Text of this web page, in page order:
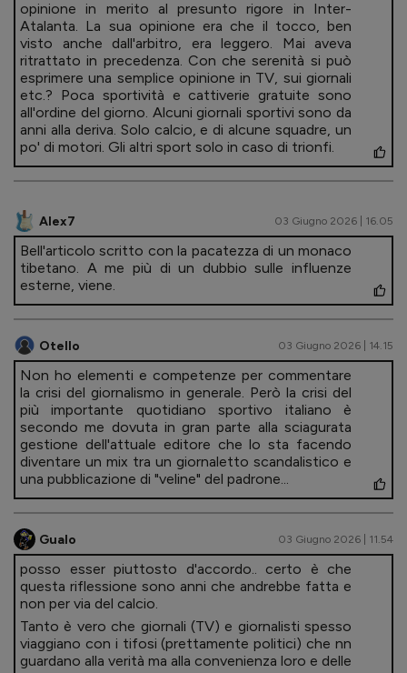
opinione in merito al presunto rigore in Inter-
Atalanta. La sua opinione era che il tocco, ben
visto anche dall'arbitro, era leggero. Mai aveva
ritrattato in precedenza. Con che serenità si può
esprimere una semplice opinione in TV, sui giornali
etc.? Poca sportività e cattiverie gratuite sono
all'ordine del giorno. Alcuni giornali sportivi sono da
anni alla deriva. Solo calcio, e di alcune squadre, un
po' di motori. Gli altri sport solo in caso di trionfi.
Alex7 03 Giugno 2026 | 16.05
Bell'articolo scritto con la pacatezza di un monaco
tibetano. A me più di un dubbio sulle influenze
esterne, viene.
Otello 03 Giugno 2026 | 14.15
Non ho elementi e competenze per commentare
la crisi del giornalismo in generale. Però la crisi del
più importante quotidiano sportivo italiano è
secondo me dovuta in gran parte alla sciagurata
gestione dell'attuale editore che lo sta facendo
diventare un mix tra un giornaletto scandalistico e
una pubblicazione di "veline" del padrone...
Gualo 03 Giugno 2026 | 11.54
posso esser piuttosto d'accordo.. certo è che
questa riflessione sono anni che andrebbe fatta e
non per via del calcio.
Tanto è vero che giornali (TV) e giornalisti spesso
viaggiano con i tifosi (prettamente politici) che nn
guardano alla verità ma alla convenienza loro e delle